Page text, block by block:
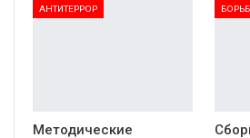
АНТИТЕРРОР
Методические